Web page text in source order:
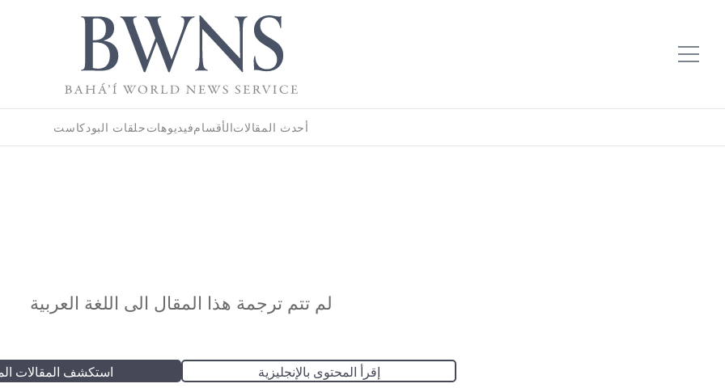
أحدث المقالاتالأقسامفيديوهاتحلقات البودكاست
لم تتم ترجمة هذا المقال الى اللغة العربية
إقرأ المحتوى بالإنجليزية استكشف المقالات